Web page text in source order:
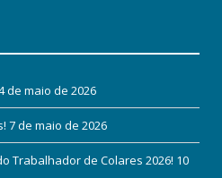
de maio de 2026
7 de maio de 2026
Trabalhador de Colares 2026! 10